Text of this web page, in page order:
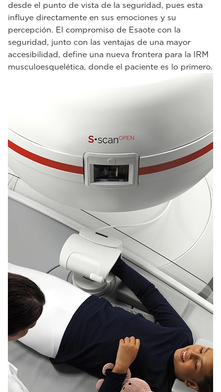
desde el punto de vista de la seguridad, pues esta
influye directamente en sus emociones y su
percepción. El compromiso de Esaote con la
seguridad, junto con las ventajas de una mayor
accesibilidad, define una nueva frontera para la IRM
musculoesquelética, donde el paciente es lo primero.